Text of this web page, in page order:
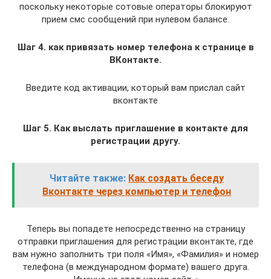
поскольку некоторые сотовые операторы блокируют
прием смс сообщений при нулевом балансе.
Шаг 4. как привязать номер телефона к странице в
ВКонтакте.
Введите код активации, который вам прислал сайт
вконтакте
Шаг 5. Как выслать приглашение в контакте для
регистрации другу.
Читайте также: Как создать беседу
Вконтакте через компьютер и телефон
Теперь вы попадете непосредственно на страницу
отправки приглашения для регистрации вконтакте, где
вам нужно заполнить три поля «Имя», «Фамилия» и номер
телефона (в международном формате) вашего друга.